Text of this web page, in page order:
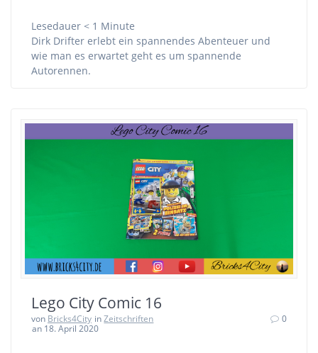
Lesedauer < 1 Minute
Dirk Drifter erlebt ein spannendes Abenteuer und
wie man es erwartet geht es um spannende
Autorennen.
Lego City Comic 16
von Bricks4City inZeitschriften
an 18. April 2020
0